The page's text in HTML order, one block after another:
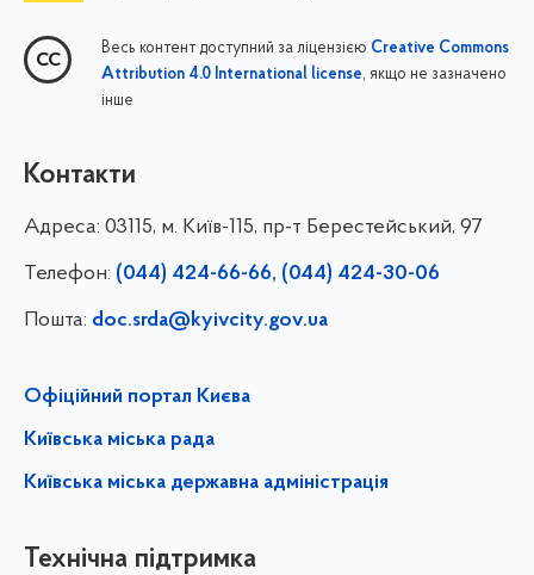
Весь контент доступний за ліцензією Creative Commons
Attribution 4.0 International license, якщо не зазначено
інше
Контакти
Адреса: 03115, м. Київ-115, пр-т Берестейський, 97
Телефон: (044) 424-66-66, (044) 424-30-06
Пошта: doc.srda@kyivcity.gov.ua
Офіційний портал Києва
Київська міська рада
Київська міська державна адміністрація
Технічна підтримка